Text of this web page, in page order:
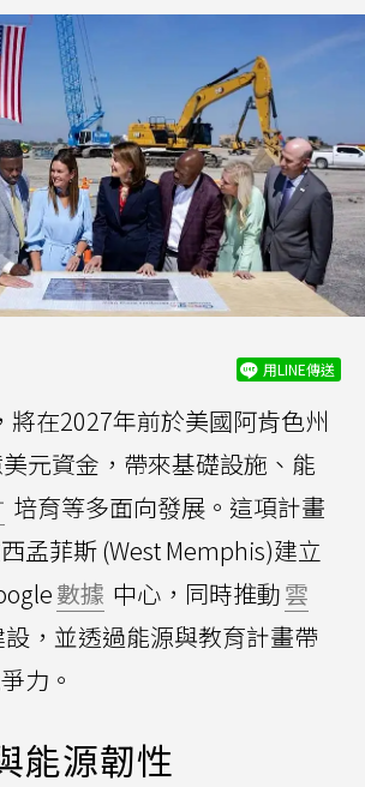
用LINE傳送
將在2027年前於美國阿肯色州
元資金，帶來基礎設施、能
培育等多面向發展。這項計畫
孟菲斯 (West Memphis)建立
數據 中心，同時推動雲
設，並透過能源與教育計畫帶
力。
能源韌性